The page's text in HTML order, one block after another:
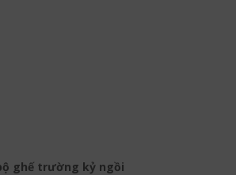
ghế trường kỷ ngồi